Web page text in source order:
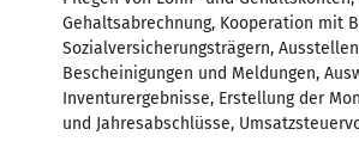
Gehaltsabrechnung, Kooperation mit
Sozialversicherungsträgern,
Bescheinigungen und Meldungen,
Inventurergebnisse, Erstellung der
und Jahresabschlüsse,